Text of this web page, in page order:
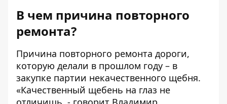
В чем причина повторного
ремонта?
Причина повторного ремонта дороги,
которую делали в прошлом году – в
закупке партии некачественного щебня.
«Качественный щебень на глаз не